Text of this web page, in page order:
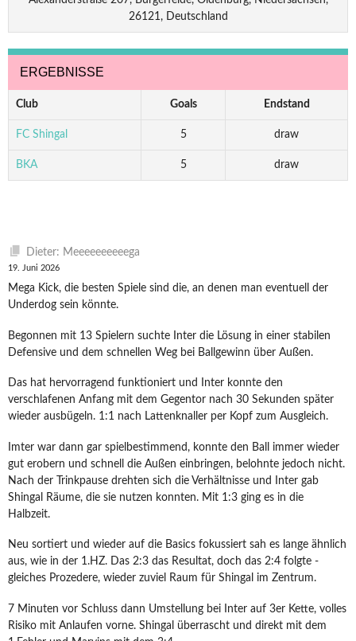
26121, Deutschland
ERGEBNISSE
Club Goals Endstand
FC Shingal 5 draw
BKA 5 draw
Dieter: Meeeeeeeeeega
19. Juni 2026
Mega Kick, die besten Spiele sind die, an denen man eventuell der
Underdog sein könnte.
Begonnen mit 13 Spielern suchte Inter die Lösung in einer stabilen
Defensive und dem schnellen Weg bei Ballgewinn über Außen.
Das hat hervorragend funktioniert und Inter konnte den
verschlafenen Anfang mit dem Gegentor nach 30 Sekunden später
wieder ausbügeln. 1:1 nach Lattenknaller per Kopf zum Ausgleich.
Imter war dann gar spielbestimmend, konnte den Ball immer wieder
gut erobern und schnell die Außen einbringen, belohnte jedoch nicht.
Nach der Trinkpause drehten sich die Verhältnisse und Inter gab
Shingal Räume, die sie nutzen konnten. Mit 1:3 ging es in die
Halbzeit.
Neu sortiert und wieder auf die Basics fokussiert sah es lange ähnlich
aus, wie in der 1.HZ. Das 2:3 das Resultat, doch das 2:4 folgte -
gleiches Prozedere, wieder zuviel Raum für Shingal im Zentrum.
7 Minuten vor Schluss dann Umstellung bei Inter auf 3er Kette, volles
Risiko mit Anlaufen vorne. Shingal überrascht und direkt mit dem